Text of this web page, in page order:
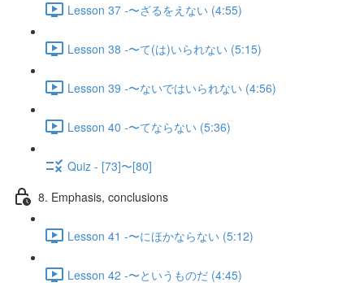
Lesson 37 -〜ざるをえない (4:55)
Lesson 38 -〜て(は)いられない (5:15)
Lesson 39 -〜ないではいられない (4:56)
Lesson 40 -〜てならない (5:36)
Quiz - [73]〜[80]
8. Emphasis, conclusions
Lesson 41 -〜にほかならない (5:12)
Lesson 42 -〜というものだ (4:45)